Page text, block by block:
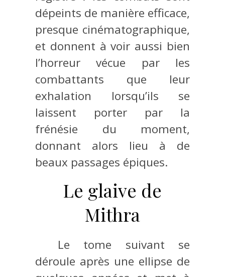
dépeints de manière efficace,
presque cinématographique,
et donnent à voir aussi bien
l’horreur vécue par les
combattants que leur
exhalation lorsqu’ils se
laissent porter par la
frénésie du moment,
donnant alors lieu à de
beaux passages épiques.
Le glaive de
Mithra
Le tome suivant se
déroule après une ellipse de